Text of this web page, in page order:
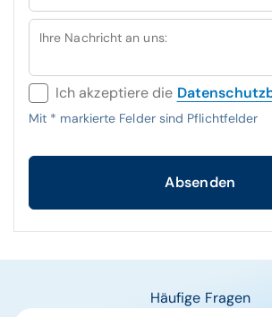
Ihre Nachricht an uns:
Ich akzeptiere die
Mit * markierte Felder sind Pflichtfelder
Absenden
Häufige Fragen